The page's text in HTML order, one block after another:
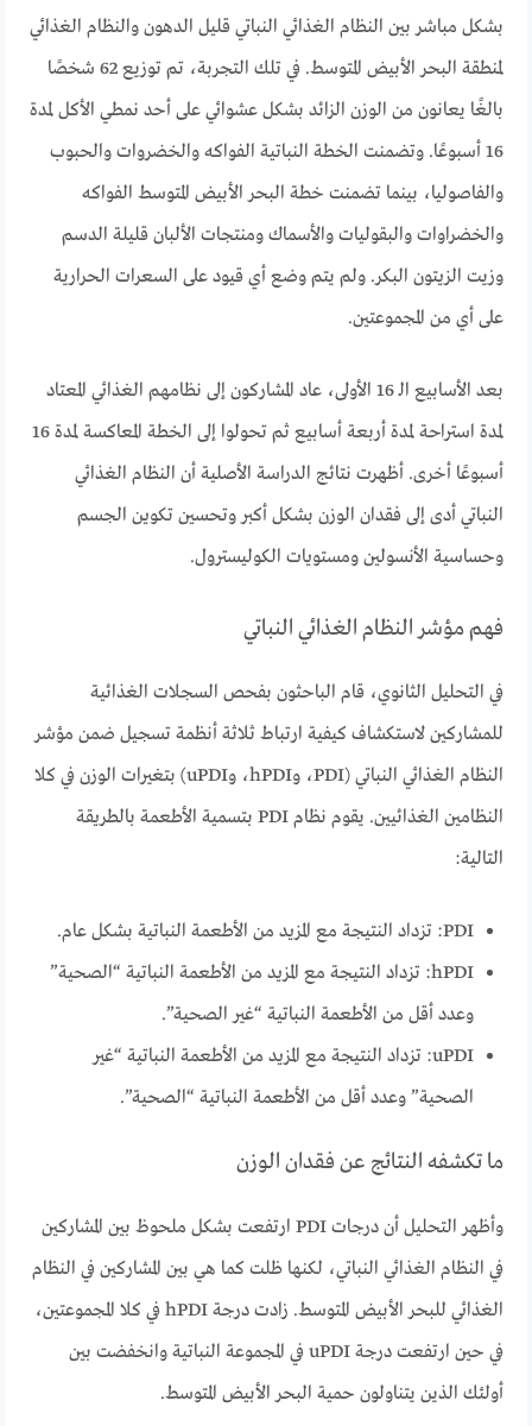
بشكل مباشر بين النظام الغذائي النباتي قليل الدهون والنظام الغذائي
لمنطقة البحر الأبيض المتوسط. في تلك التجربة، تم توزيع 62 شخصًا
بالغًا يعانون من الوزن الزائد بشكل عشوائي على أحد نمطي الأكل لمدة
16 أسبوعًا. وتضمنت الخطة النباتية الفواكه والخضروات والحبوب
والفاصوليا، بينما تضمنت خطة البحر الأبيض المتوسط الفواكه
والخضراوات والبقوليات والأسماك ومنتجات الألبان قليلة الدسم
وزيت الزيتون البكر. ولم يتم وضع أي قيود على السعرات الحرارية
على أي من المجموعتين.
بعد الأسابيع الـ 16 الأولى، عاد المشاركون إلى نظامهم الغذائي المعتاد
لمدة استراحة لمدة أربعة أسابيع ثم تحولوا إلى الخطة المعاكسة لمدة 16
أسبوعًا أخرى. أظهرت نتائج الدراسة الأصلية أن النظام الغذائي
النباتي أدى إلى فقدان الوزن بشكل أكبر وتحسين تكوين الجسم
وحساسية الأنسولين ومستويات الكوليسترول.
فهم مؤشر النظام الغذائي النباتي
في التحليل الثانوي، قام الباحثون بفحص السجلات الغذائية
للمشاركين لاستكشاف كيفية ارتباط ثلاثة أنظمة تسجيل ضمن مؤشر
النظام الغذائي النباتي (PDI، وhPDI، وuPDI) بتغيرات الوزن في كلا
النظامين الغذائيين. يقوم نظام PDI بتسمية الأطعمة بالطريقة
التالية:
PDI: تزداد النتيجة مع المزيد من الأطعمة النباتية بشكل عام.
hPDI: تزداد النتيجة مع المزيد من الأطعمة النباتية “الصحية”
وعدد أقل من الأطعمة النباتية “غير الصحية”.
uPDI: تزداد النتيجة مع المزيد من الأطعمة النباتية “غير
الصحية” وعدد أقل من الأطعمة النباتية “الصحية”.
ما تكشفه النتائج عن فقدان الوزن
وأظهر التحليل أن درجات PDI ارتفعت بشكل ملحوظ بين المشاركين
في النظام الغذائي النباتي، لكنها ظلت كما هي بين المشاركين في النظام
الغذائي للبحر الأبيض المتوسط. زادت درجة hPDI في كلا المجموعتين،
في حين ارتفعت درجة uPDI في المجموعة النباتية وانخفضت بين
أولئك الذين يتناولون حمية البحر الأبيض المتوسط.